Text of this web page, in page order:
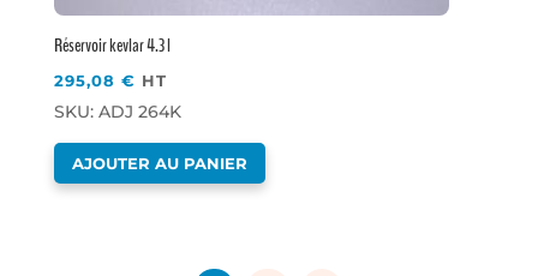
Réservoir kevlar 4.3 l
295,08€ HT
SKU: ADJ 264K
AJOUTER AU PANIER